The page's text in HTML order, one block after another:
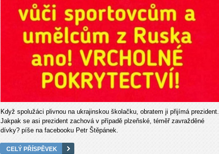
Když spolužáci plivnou na ukrajinskou školačku, obratem ji přijímá prezident.
Jakpak se asi prezident zachová v případě plzeňské, téměř zavražděné
dívky? píše na facebooku Petr Štěpánek.
CELÝ PŘÍSPĚVEK